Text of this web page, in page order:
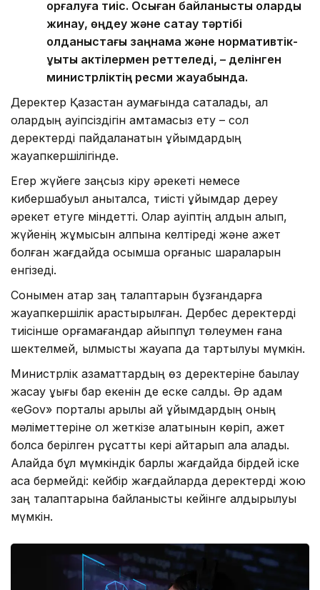
қорғалуға тиіс. Осыған байланысты оларды
жинау, өңдеу және сақтау тәртібі
қолданыстағы заңнама және нормативтік-
құқықтық актілермен реттеледі, – делінген
министрліктің ресми жауабында.
Деректер Қазақстан аумағында сақталады, ал
олардың қауіпсіздігін қамтамасыз ету – сол
деректерді пайдаланатын ұйымдардың
жауапкершілігінде.
Егер жүйеге заңсыз кіру әрекеті немесе
кибершабуыл анықталса, тиісті ұйымдар дереу
әрекет етуге міндетті. Олар қауіптің алдын алып,
жүйенің жұмысын қалпына келтіреді және қажет
болған жағдайда қосымша қорғаныс шараларын
енгізеді.
Сонымен қатар заң талаптарын бұзғандарға
жауапкершілік қарастырылған. Дербес деректерді
тиісінше қорғамағандар айыппұл төлеумен ғана
шектелмей, қылмыстық жауапқа да тартылуы мүмкін.
Министрлік азаматтардың өз деректеріне бақылау
жасау құқығы бар екенін де еске салды. Әр адам
«eGov» порталы арқылы қай ұйымдардың оның
мәліметтеріне қол жеткізе алатынын көріп, қажет
болса берілген рұқсатты кері қайтарып ала алады.
Алайда бұл мүмкіндік барлық жағдайда бірдей іске
аса бермейді: кейбір жағдайларда деректерді жою
заң талаптарына байланысты кейінге қалдырылуы
мүмкін.